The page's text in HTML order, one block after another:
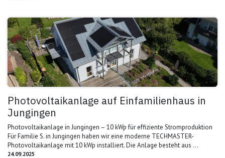
Photovoltaikanlage auf Einfamilienhaus in
Jungingen
Photovoltaikanlage in Jungingen – 10 kWp für effiziente Stromproduktion
Für Familie S. in Jungingen haben wir eine moderne TECHMASTER-
Photovoltaikanlage mit 10 kWp installiert. Die Anlage besteht aus ...
24.09.2025